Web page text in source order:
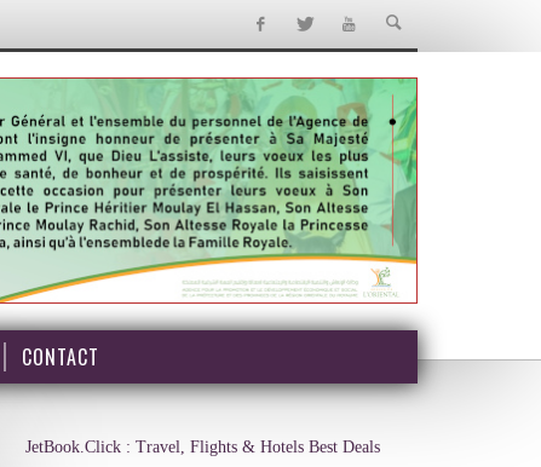
CONTACT
JetBook.Click : Travel, Flights & Hotels Best Deals